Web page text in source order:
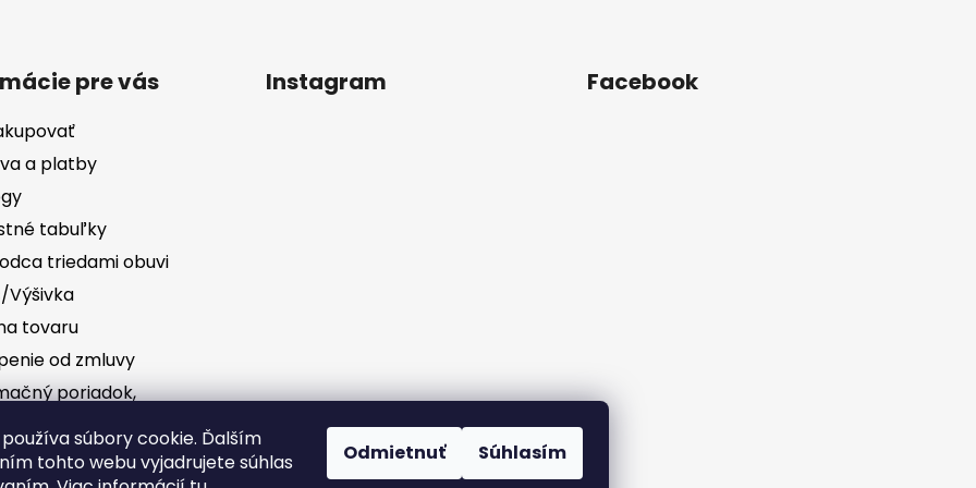
súbory cookie. Ďalším
tohto webu vyjadrujete súhlas
Odmietnuť Súhlasím
pre vás
a platby
tabuľky
triedami obuvi
Výšivka
tovaru
od zmluvy
poriadok,
podmienky
Instagram
Sledovať na Instagrame
Facebook